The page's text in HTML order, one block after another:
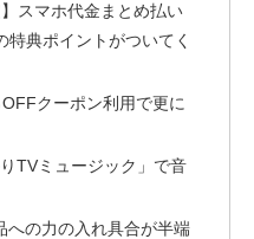
スマホ代金まとめ払い
典ポイントがついてく
クーポン利用で更に
TVミュージック」で音
への力の入れ具合が半端